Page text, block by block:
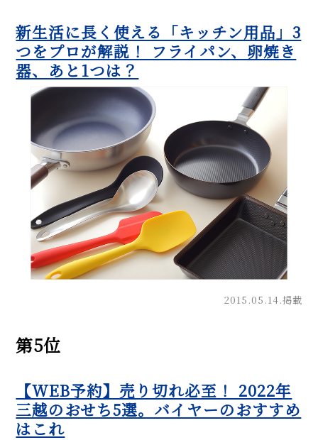
新生活に長く使える「キッチン用品」3
つをプロが解説！ フライパン、卵焼き
器、あと1つは？
2015.05.14.掲載
第5位
【WEB予約】売り切れ必至！ 2022年
三越のおせち5選。バイヤーのおすすめ
はこれ